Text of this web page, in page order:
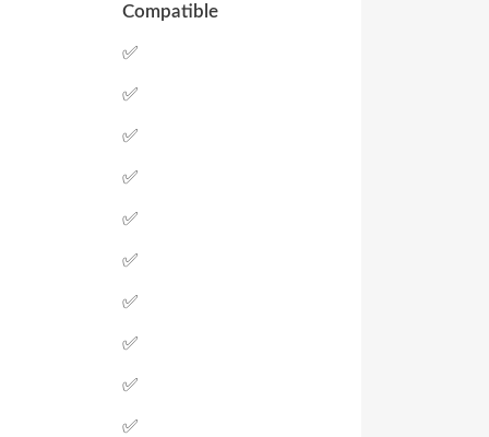
Compatible
✅
✅
✅
✅
✅
✅
✅
✅
✅
✅